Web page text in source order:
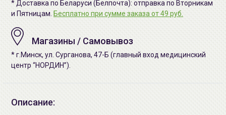
* Доставка по Беларуси (Белпочта): отправка по Вторникам
и Пятницам. Бесплатно при сумме заказа от 49 руб.
Магазины / Самовывоз
* г.Минск, ул. Сурганова, 47-Б (главный вход медицинский
центр “НОРДИН”).
Описание: